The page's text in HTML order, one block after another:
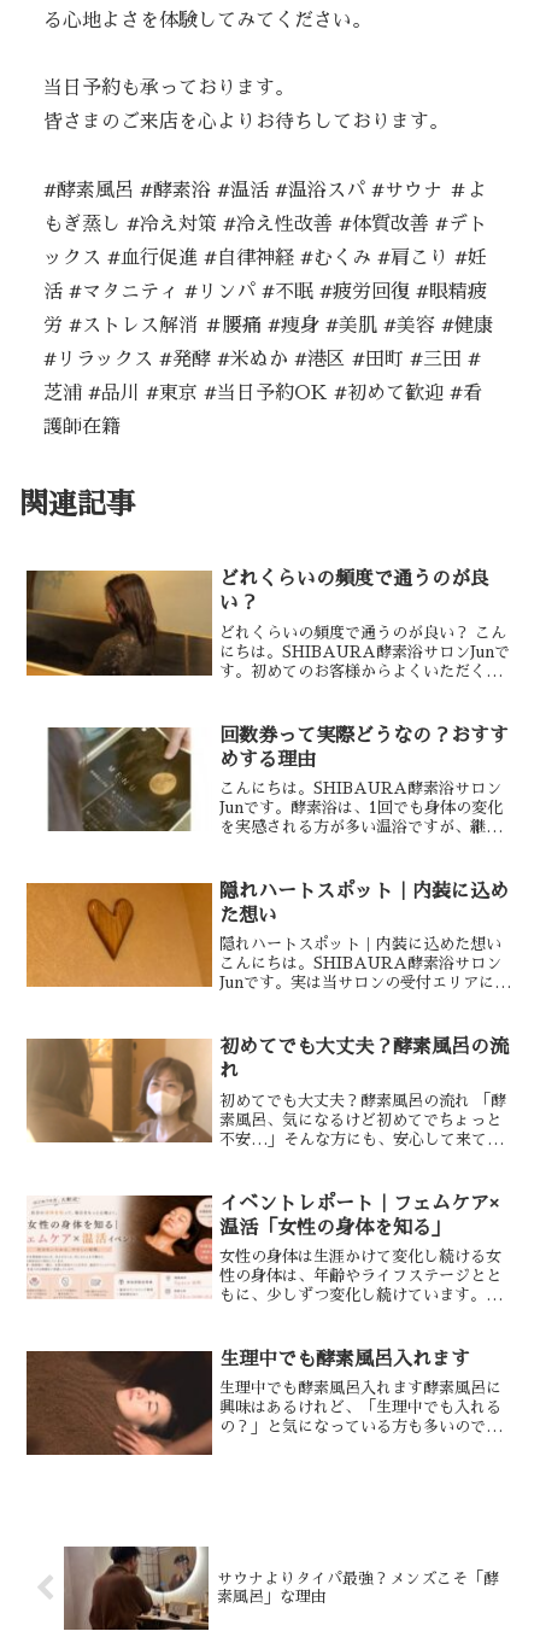
る心地よさを体験してみてください。
当日予約も承っております。
皆さまのご来店を心よりお待ちしております。
#酵素風呂 #酵素浴 #温活 #温浴スパ #サウナ ＃よ
もぎ蒸し #冷え対策 #冷え性改善 #体質改善 #デト
ックス #血行促進 #自律神経 #むくみ #肩こり #妊
活 #マタニティ #リンパ #不眠 #疲労回復 #眼精疲
労 #ストレス解消 ＃腰痛 #痩身 #美肌 #美容 #健康
#リラックス #発酵 #米ぬか #港区 #田町 #三田 #
芝浦 #品川 #東京 #当日予約OK #初めて歓迎 #看
護師在籍
関連記事
どれくらいの頻度で通うのが良
い？
どれくらいの頻度で通うのが良い？ こん
にちは。SHIBAURA酵素浴サロンJunで
す。初めてのお客様からよくいただくご
浴は、目的やお身体の状態によっておす
すめのペースが...
回数券って実際どうなの？おすす
めする理由
こんにちは。SHIBAURA酵素浴サロン
Junです。酵素浴は、1回でも身体の変化
を実感される方が多い温浴ですが、継続
継続して通われているお客様からは、・
身体が冷えにくく...
隠れハートスポット｜内装に込め
た想い
隠れハートスポット｜内装に込めた想い
こんにちは。SHIBAURA酵素浴サロン
Junです。実は当サロンの受付エリアに
いたお客様の中には、ふと見つけて写真
を撮られる方もいる...
初めてでも大丈夫？酵素風呂の流
れ
初めてでも大丈夫？酵素風呂の流れ 「酵
素風呂、気になるけど初めてでちょっと
不安…」そんな方にも、安心して来てい
す。まずは軽くカウンセリングから。そ
の日の体調や気になるこ...
イベントレポート｜フェムケア×
温活「女性の身体を知る」
女性の身体は生涯かけて変化し続ける女
性の身体は、年齢やライフステージとと
もに、少しずつ変化し続けています。先
た。今回のテーマは、「女性の身体を知
ること」。生理前...
生理中でも酵素風呂入れます
生理中でも酵素風呂入れます酵素風呂に
興味はあるけれど、「生理中でも入れる
の？」と気になっている方も多いのでは
サウナよりタイパ最強？メンズこそ「酵
素風呂」な理由